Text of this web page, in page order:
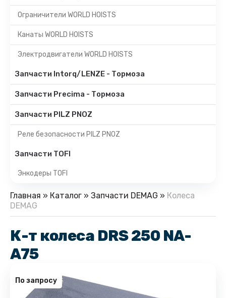
Ограничители WORLD HOISTS
Канаты WORLD HOISTS
Электродвигатели WORLD HOISTS
Запчасти Intorq/LENZE - Тормоза
Запчасти Precima - Тормоза
Запчасти PILZ PNOZ
Реле безопасности PILZ PNOZ
Запчасти TOFI
Энкодеры TOFI
Главная » Каталог » Запчасти DEMAG » Колеса
DEMAG
К-т колеса DRS 250 NA-
A75
По запросу